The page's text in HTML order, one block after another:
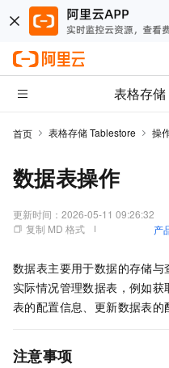
表格存
首页 表格存储 Tablestore 操
数据表操作
更新时间： 2026-05-11 09:26:32
复制 MD 格式
产
数据表主要用于数据的存储
实际情况管理数据表，例如
表的配置信息、更新数据表的
注意事项